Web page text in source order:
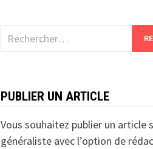
Rechercher :
PUBLIER UN ARTICLE
Vous souhaitez publier un article
généraliste avec l’option de